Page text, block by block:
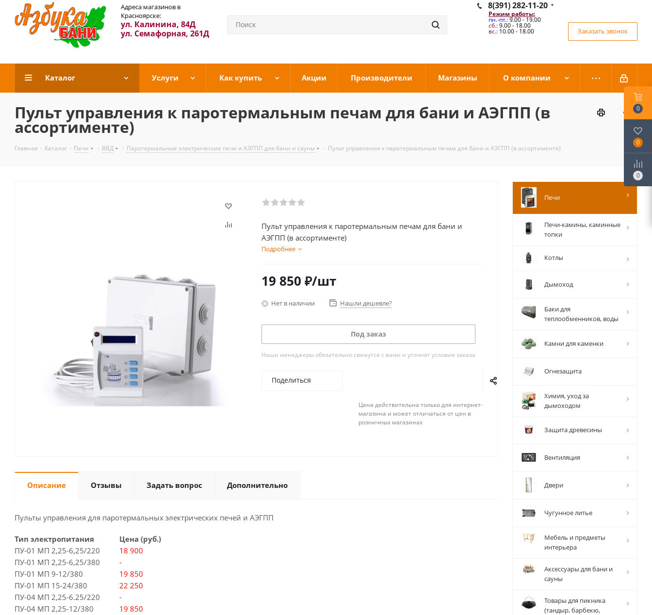
Адреса магазинов в
Красноярске:
ул. Калинина, 84Д
ул. Семафорная, 261Д
8(391) 282-11-20
Режим работы:
пн.-пт.:9.00 - 19.00
сб.:9.00 - 18.00
вс.: 10.00 - 18.00 Заказать звонок
Каталог Услуги Как купить Акции Производители Магазины О компании
Пульт управления к паротермальным печам для бани и АЭГПП (в
ассортименте)
Главная - Каталог - Печи - ВВД - Паротермальные электрические печи и АЭГПП для бани и сауны - Пульт управления к паротермальным печам для бани и АЭГПП (в ассортименте)
Пульт управления к паротермальным печам для бани и
АЭГПП (в ассортименте)
Подробнее
19 850 ₽/шт
Нет в наличии Нашли дешевле?
Под заказ
Наши менеджеры обязательно свяжутся с вами и уточнят условия заказа
Поделиться
Цена действительна только для интернет-
магазина и может отличаться от цен в
розничных магазинах
Описание Отзывы Задать вопрос Дополнительно
Пульты управления для паротермальных электрических печей и АЭГПП
Тип электропитания
Цена (руб.)
ПУ-01 МП 2,25-6,25/220 18 900
ПУ-01 МП 2,25-6,25/380
-
ПУ-01 МП 9-12/380
19 850
ПУ-01 МП 15-24/380
22 250
ПУ-04 МП 2,25-6.25/220
-
ПУ-04 МП 2,25-12/380
19 850
Печи
Печи-камины, каминные
топки
Котлы
Дымоход
Баки для
теплообменников, воды
Камни для каменки
Огнезащита
Химия, уход за
дымоходом
Защита древесины
Вентиляция
Двери
Чугунное литье
Мебель и предметы
интерьера
Аксессуары для бани и
сауны
Товары для пикника
(тандыр, барбекю,
0
0
0